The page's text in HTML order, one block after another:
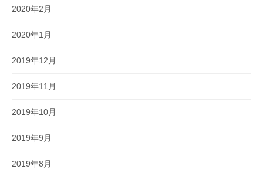
2020年2月
2020年1月
2019年12月
2019年11月
2019年10月
2019年9月
2019年8月